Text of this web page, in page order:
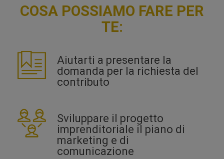
COSA POSSIAMO FARE PER
TE:
Aiutarti a presentare la
domanda per la richiesta del
contributo
Sviluppare il progetto
imprenditoriale il piano di
marketing e di
comunicazione